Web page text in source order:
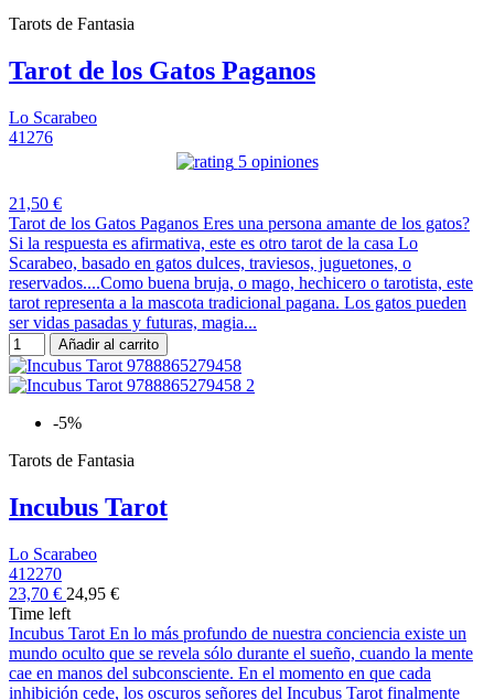
Tarots de Fantasia
Tarot de los Gatos Paganos
Lo Scarabeo
41276
5 opiniones
21,50 €
Tarot de los Gatos Paganos Eres una persona amante de los gatos?
Si la respuesta es afirmativa, este es otro tarot de la casa Lo
Scarabeo, basado en gatos dulces, traviesos, juguetones, o
reservados....Como buena bruja, o mago, hechicero o tarotista, este
tarot representa a la mascota tradicional pagana. Los gatos pueden
ser vidas pasadas y futuras, magia...
Añadir al carrito
-5%
Tarots de Fantasia
Incubus Tarot
Lo Scarabeo
412270
23,70 € 24,95 €
Time left
Incubus Tarot En lo más profundo de nuestra conciencia existe un
mundo oculto que se revela sólo durante el sueño, cuando la mente
cae en manos del subconsciente. En el momento en que cada
inhibición cede, los oscuros señores del Incubus Tarot finalmente